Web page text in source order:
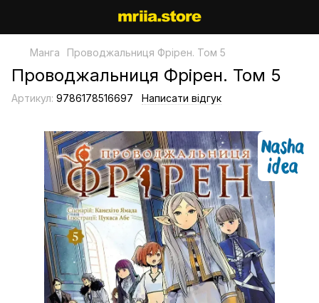
Манга Проводжальниця Фрірен. Том 5
Проводжальниця Фрірен. Том 5
Артикул: 9786178516697 Написати відгук